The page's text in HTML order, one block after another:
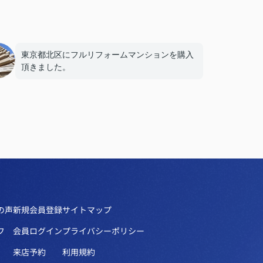
東京都北区にフルリフォームマンションを購入
頂きました。
声新規会員登録
会員ログイン
来店予約
サイトマップ
プライバシーポリシー
利用規約